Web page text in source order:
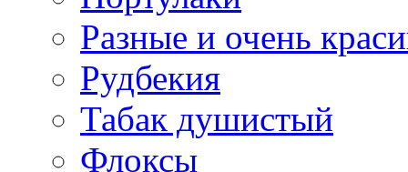
Разные и очень
Рудбекия
Табак душистый
Флоксы